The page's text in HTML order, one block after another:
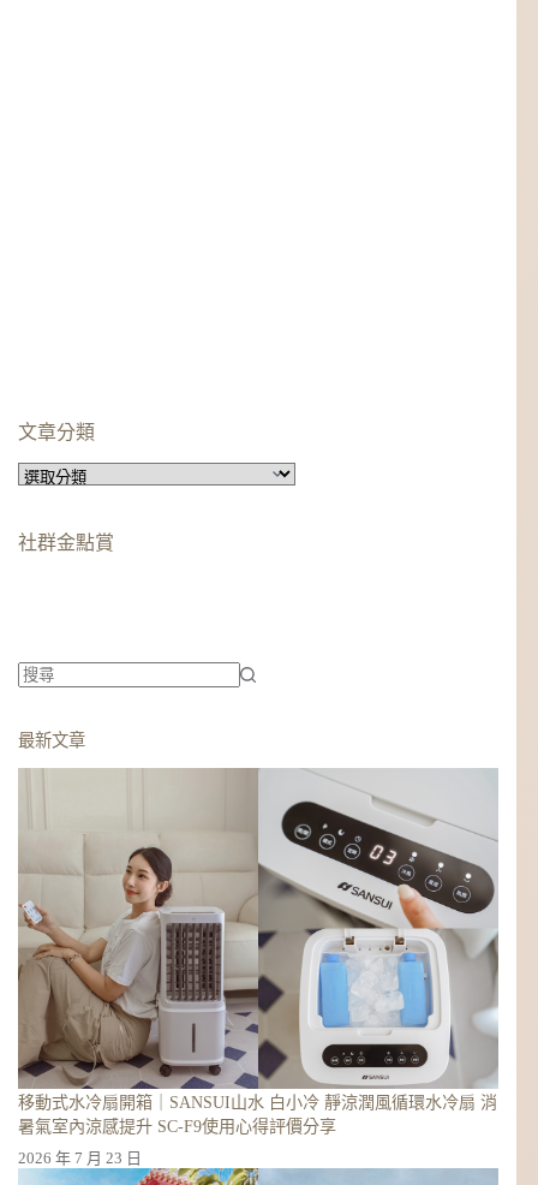
文章分類
文
類
社群金點賞
不
件
的
結
果
最新文章
移動式水冷扇開箱｜SANSUI山水 白小冷 靜涼潤風循環水冷扇 消
暑氣室內涼感提升 SC-F9使用心得評價分享
2026 年 7 月 23 日